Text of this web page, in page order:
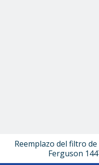
Reemplazo del filtro
Ferguson